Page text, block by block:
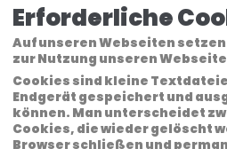
Erforderliche
Auf unseren Webseiten
zur Nutzung unseren
Cookies sind kleine
Endgerät gespeichert und
können. Man unterscheidet
Cookies, die wieder gelöscht
Browser schließen und